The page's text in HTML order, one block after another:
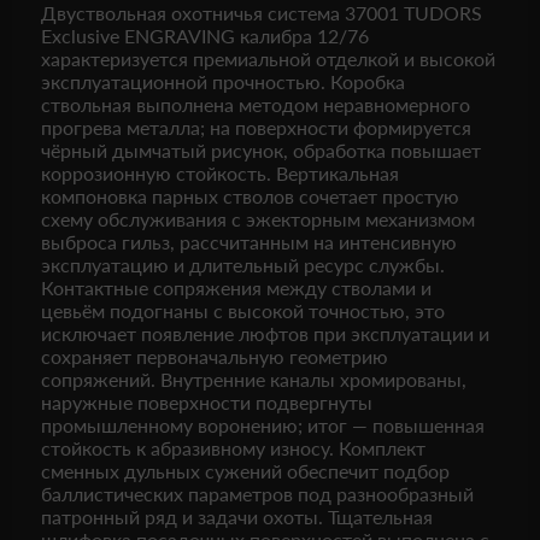
Двуствольная охотничья система 37001 TUDORS
Exclusive ENGRAVING калибра 12/76
характеризуется премиальной отделкой и высокой
эксплуатационной прочностью. Коробка
ствольная выполнена методом неравномерного
прогрева металла; на поверхности формируется
чёрный дымчатый рисунок, обработка повышает
коррозионную стойкость. Вертикальная
компоновка парных стволов сочетает простую
схему обслуживания с эжекторным механизмом
выброса гильз, рассчитанным на интенсивную
эксплуатацию и длительный ресурс службы.
Контактные сопряжения между стволами и
цевьём подогнаны с высокой точностью, это
исключает появление люфтов при эксплуатации и
сохраняет первоначальную геометрию
сопряжений. Внутренние каналы хромированы,
наружные поверхности подвергнуты
промышленному воронению; итог — повышенная
стойкость к абразивному износу. Комплект
сменных дульных сужений обеспечит подбор
баллистических параметров под разнообразный
патронный ряд и задачи охоты. Тщательная